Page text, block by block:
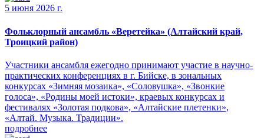
5 июня 2026 г.
Фольклорный ансамбль «Веретейка» (Алтайский край,
Троицкий район)
Участники ансамбля ежегодно принимают участие в научно-
практических конференциях в г. Бийске, в зональных
конкурсах «Зимняя мозаика», «Соловушка», «Звонкие
голоса», «Родины моей истоки», краевых конкурсах и
фестивалях «Золотая подкова», «Алтайские плетенки»,
«Алтай. Музыка. Традиции».
подробнее